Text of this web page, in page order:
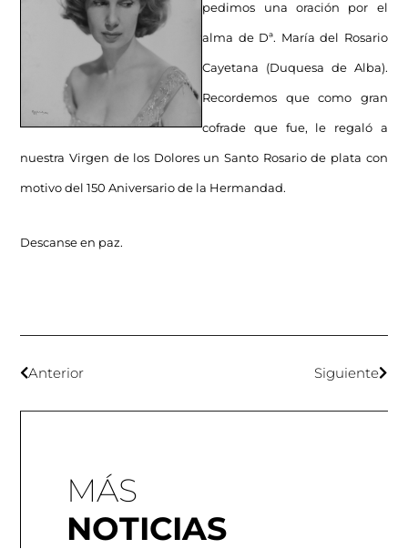
pedimos una oración por el
alma de Dª. María del Rosario
Cayetana (Duquesa de Alba).
Recordemos que como gran
cofrade que fue, le regaló a
nuestra Virgen de los Dolores un Santo Rosario de plata con
motivo del 150 Aniversario de la Hermandad.
Descanse en paz.
Anterior Siguiente
MÁS
NOTICIAS